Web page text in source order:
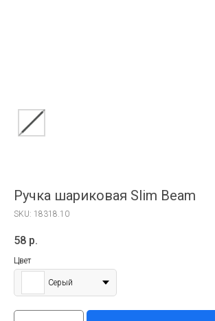
Ручка шариковая Slim Beam
SKU: 18318.10
58 р.
Цвет
Серый